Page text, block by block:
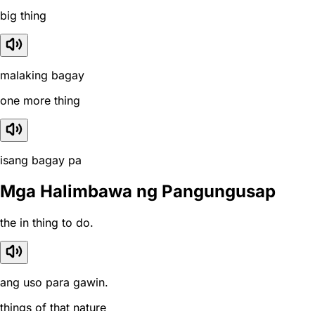
big thing
malaking bagay
one more thing
isang bagay pa
Mga Halimbawa ng Pangungusap
the in thing to do.
ang uso para gawin.
things of that nature